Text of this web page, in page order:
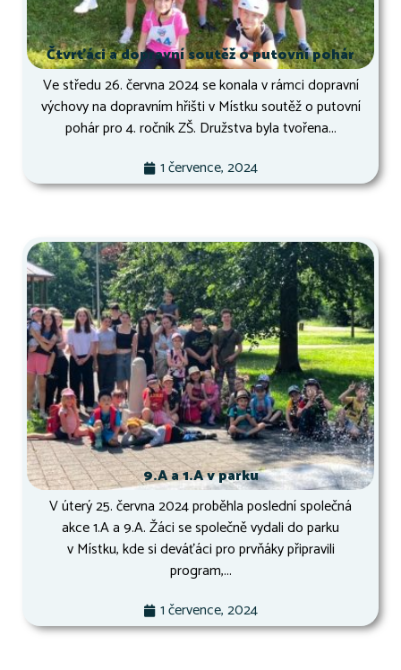
Čtvrťáci a dopravní soutěž o putovní pohár
Ve středu 26. června 2024 se konala v rámci dopravní
výchovy na dopravním hřišti v Místku soutěž o putovní
pohár pro 4. ročník ZŠ. Družstva byla tvořena...
1 července, 2024
9.A a 1.A v parku
V úterý 25. června 2024 proběhla poslední společná
akce 1.A a 9.A. Žáci se společně vydali do parku
v Místku, kde si deváťáci pro prvňáky připravili
program,...
1 července, 2024